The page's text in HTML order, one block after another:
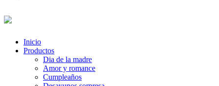
Inicio
Productos
Dia de la madre
Amor y romance
Cumpleaños